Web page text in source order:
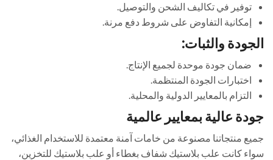
توفير في تكاليف الشحن والتوصيل.
إمكانية التفاوض على شروط دفع مرنة.
الجودة والثبات:
ضمان جودة موحدة لجميع الإنتاج.
اختبارات الجودة المنتظمة.
التزام بالمعايير الدولية والمحلية.
جودة عالية بمعايير عالمية
جميع منتجاتنا مصنوعة من خامات آمنة معتمدة للاستخدام الغذائي،
سواء كانت علب بلاستيك شفاف بغطاء أو علب بلاستيك للتخزين،